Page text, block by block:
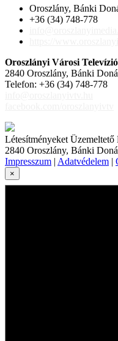
Oroszlány, Bánki
+36 (34) 748-778
Oroszlányi Városi Televízió
2840 Oroszlány, Bánki
Telefon: +36 (34) 748-778
Létesítményeket
2840 Oroszlány, Bánki
Impresszum | Adatvédelem |
×